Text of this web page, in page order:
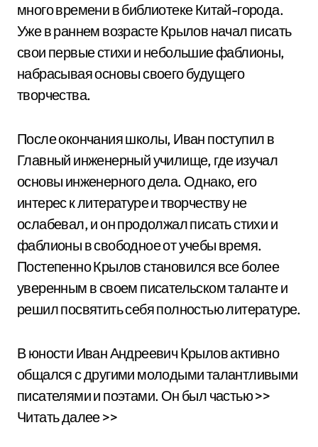
много времени в библиотеке Китай-города.
Уже в раннем возрасте Крылов начал писать
свои первые стихи и небольшие фаблионы,
набрасывая основы своего будущего
творчества.
После окончания школы, Иван поступил в
Главный инженерный училище, где изучал
основы инженерного дела. Однако, его
интерес к литературе и творчеству не
ослабевал, и он продолжал писать стихи и
фаблионы в свободное от учебы время.
Постепенно Крылов становился все более
уверенным в своем писательском таланте и
решил посвятить себя полностью литературе.
В юности Иван Андреевич Крылов активно
общался с другими молодыми талантливыми
писателями и поэтами. Он был частью >>
Читать далее >>